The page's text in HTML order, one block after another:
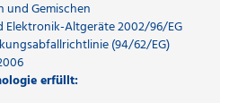
und Gemischen
Elektronik-Altgeräte 2002/96/EG
(94/62/EG)
erfüllt: